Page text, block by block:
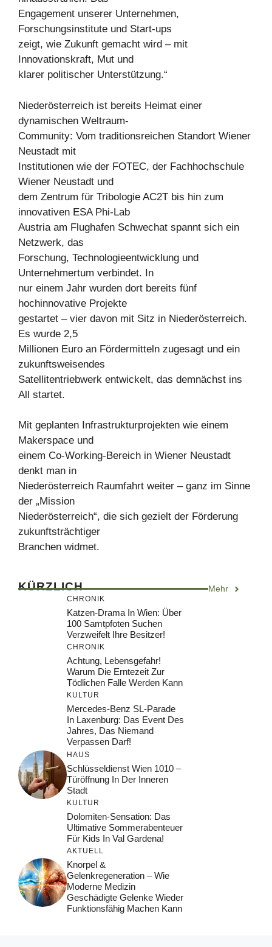
Engagement unserer Unternehmen,
Forschungsinstitute und Start-ups
zeigt, wie Zukunft gemacht wird – mit
Innovationskraft, Mut und
klarer politischer Unterstützung.“
Niederösterreich ist bereits Heimat einer
dynamischen Weltraum-
Community: Vom traditionsreichen Standort Wiener
Neustadt mit
Institutionen wie der FOTEC, der Fachhochschule
Wiener Neustadt und
dem Zentrum für Tribologie AC2T bis hin zum
innovativen ESA Phi-Lab
Austria am Flughafen Schwechat spannt sich ein
Netzwerk, das
Forschung, Technologieentwicklung und
Unternehmertum verbindet. In
nur einem Jahr wurden dort bereits fünf
hochinnovative Projekte
gestartet – vier davon mit Sitz in Niederösterreich.
Es wurde 2,5
Millionen Euro an Fördermitteln zugesagt und ein
zukunftsweisendes
Satellitentriebwerk entwickelt, das demnächst ins
All startet.
Mit geplanten Infrastrukturprojekten wie einem
Makerspace und
einem Co-Working-Bereich in Wiener Neustadt
denkt man in
Niederösterreich Raumfahrt weiter – ganz im Sinne
der „Mission
Niederösterreich“, die sich gezielt der Förderung
zukunftsträchtiger
Branchen widmet.
KÜRZLICH Mehr
CHRONIK
Katzen-Drama In Wien: Über
100 Samtpfoten Suchen
Verzweifelt Ihre Besitzer!
CHRONIK
Achtung, Lebensgefahr!
Warum Die Erntezeit Zur
Tödlichen Falle Werden Kann
KULTUR
Mercedes-Benz SL-Parade
In Laxenburg: Das Event Des
Jahres, Das Niemand
Verpassen Darf!
HAUS
Schlüsseldienst Wien 1010 –
Türöffnung In Der Inneren
Stadt
KULTUR
Dolomiten-Sensation: Das
Ultimative Sommerabenteuer
Für Kids In Val Gardena!
AKTUELL
Knorpel &
Gelenkregeneration – Wie
Moderne Medizin
Geschädigte Gelenke Wieder
Funktionsfähig Machen Kann